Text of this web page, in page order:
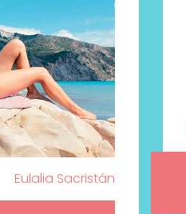
Eulalia Sacristán